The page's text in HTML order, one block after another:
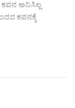
ಅನಿಸಿಲ್ಲ
ಕವನಕ್ಕೆ